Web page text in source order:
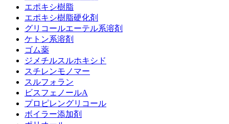
エポキシ樹脂
エポキシ樹脂硬化剤
グリコールエーテル系溶剤
ケトン系溶剤
ゴム薬
ジメチルスルホキシド
スチレンモノマー
スルフォラン
ビスフェノールA
プロピレングリコール
ボイラー添加剤